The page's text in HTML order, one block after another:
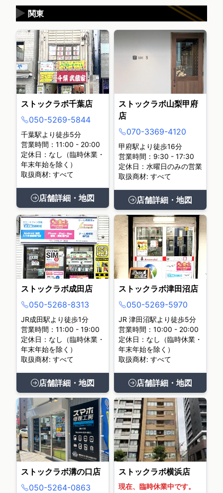
関東
▶
ストックラボ千葉店
050-5269-5844
千葉駅より徒歩5分
営業時間：11:00 - 20:00
定休日：なし（臨時休業・
年末年始を除く）
取扱商材: すべて
店舗詳細・地図
ストックラボ山梨甲府
店
070-3369-4120
甲府駅より徒歩16分
営業時間：9:30 - 17:30
定休日：水曜日のみの営業
取扱商材: すべて
店舗詳細・地図
ストックラボ成田店
050-5268-8313
JR成田駅より徒歩1分
営業時間：11:00 - 19:00
定休日：なし（臨時休業・
年末年始を除く）
取扱商材: すべて
店舗詳細・地図
ストックラボ津田沼店
050-5269-5970
JR 津田沼駅より徒歩5分
営業時間：10:00 - 20:00
定休日：なし（臨時休業・
年末年始を除く）
取扱商材: すべて
店舗詳細・地図
ストックラボ溝の口店
050-5264-0863
ストックラボ横浜店
現在、臨時休業中です。